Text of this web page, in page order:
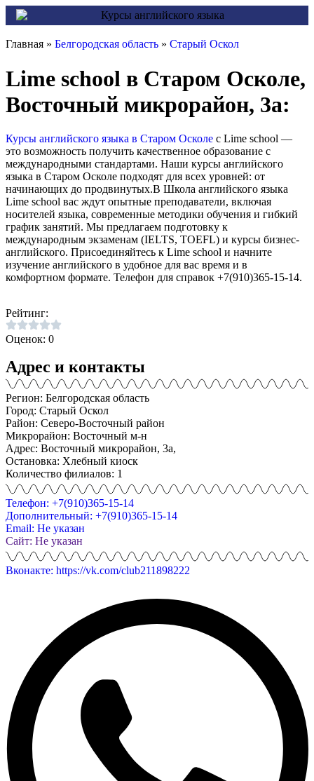
Главная » Белгородская область » Старый Оскол
Lime school в Старом Осколе,
Восточный микрорайон, 3а:
Курсы английского языка в Старом Осколе с Lime school —
это возможность получить качественное образование с
международными стандартами. Наши курсы английского
языка в Старом Осколе подходят для всех уровней: от
начинающих до продвинутых.В Школа английского языка
Lime school вас ждут опытные преподаватели, включая
носителей языка, современные методики обучения и гибкий
график занятий. Мы предлагаем подготовку к
международным экзаменам (IELTS, TOEFL) и курсы бизнес-
английского. Присоединяйтесь к Lime school и начните
изучение английского в удобное для вас время и в
комфортном формате. Телефон для справок +7(910)365-15-14.
Рейтинг:
Оценок: 0
Адрес и контакты
Регион: Белгородская область
Город: Старый Оскол
Район: Северо-Восточный район
Микрорайон: Восточный м-н
Адрес: Восточный микрорайон, 3а,
Остановка: Хлебный киоск
Количество филиалов: 1
Телефон: +7(910)365-15-14
Дополнительный: +7(910)365-15-14
Email: Не указан
Сайт: Не указан
Вконакте: https://vk.com/club211898222